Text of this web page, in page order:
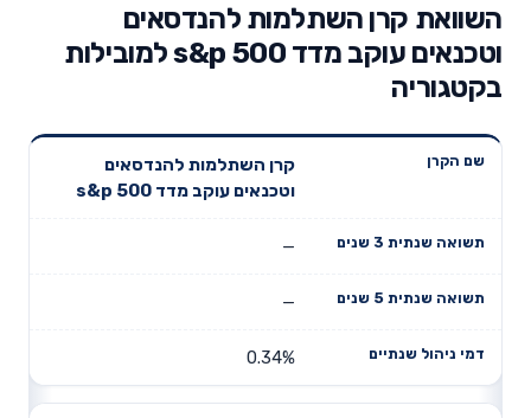
השוואת קרן השתלמות להנדסאים
וטכנאים עוקב מדד s&p 500 למובילות
בקטגוריה
שנתית 3
תשואה
שנתית 5
שנתיים
קרן השתלמות להנדסאים
וטכנאים עוקב מדד s&p 500
—
—
0.34%